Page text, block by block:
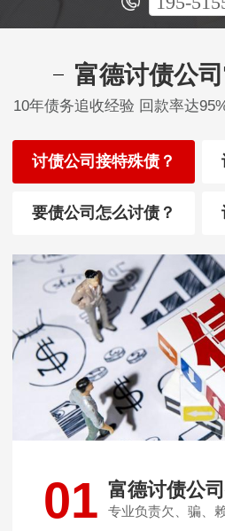
富德讨债公
10年债务追收经验 回款率达
讨债公司接特殊债？
要债公司怎么讨债？
01 富德讨债公
专业负责欠、骗、